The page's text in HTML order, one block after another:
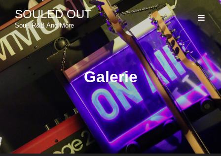
SOULED OUT
Soul, R&B And More
Galerie